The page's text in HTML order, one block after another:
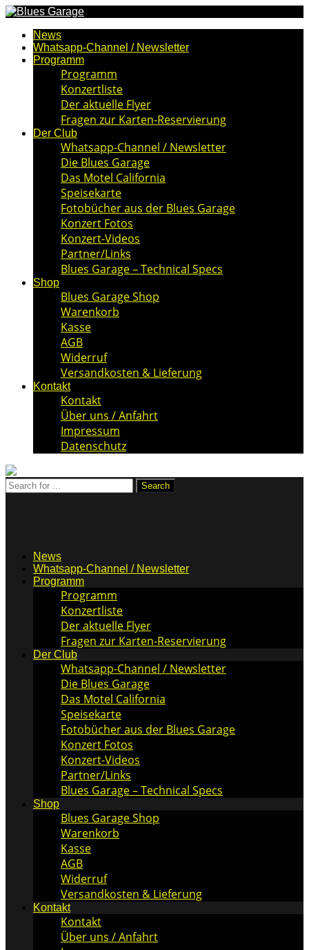
News
Whatsapp-Channel / Newsletter
Programm
Programm
Konzertliste
Der aktuelle Flyer
Fragen zur Karten-Reservierung
Der Club
Whatsapp-Channel / Newsletter
Die Blues Garage
Das Motel California
Speisekarte
Fotobücher aus der Blues Garage
Konzert Fotos
Konzert-Videos
Partner/Links
Blues Garage – Technical Specs
Shop
Blues Garage Shop
Warenkorb
Kasse
AGB
Widerruf
Versandkosten & Lieferung
Kontakt
Kontakt
Über uns / Anfahrt
Impressum
Datenschutz
News
Whatsapp-Channel / Newsletter
Programm
Programm
Konzertliste
Der aktuelle Flyer
Fragen zur Karten-Reservierung
Der Club
Whatsapp-Channel / Newsletter
Die Blues Garage
Das Motel California
Speisekarte
Fotobücher aus der Blues Garage
Konzert Fotos
Konzert-Videos
Partner/Links
Blues Garage – Technical Specs
Shop
Blues Garage Shop
Warenkorb
Kasse
AGB
Widerruf
Versandkosten & Lieferung
Kontakt
Kontakt
Über uns / Anfahrt